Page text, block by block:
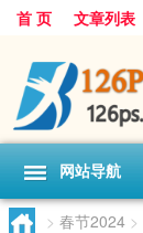
首 页 文章列表
网站导航
> 春节2024 >